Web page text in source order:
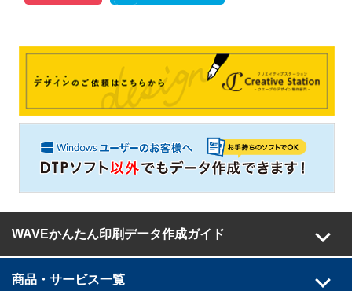
WAVEかんたん印刷データ作成ガイド
商品・サービス一覧